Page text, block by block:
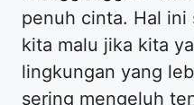
penuh cinta. Hal ini
kita malu jika kita
lingkungan yang
sering mengeluh